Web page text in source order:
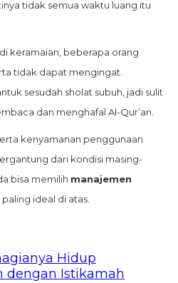
tidak semua waktu luang itu
keramaian, beberapa orang
tidak dapat mengingat.
sesudah sholat subuh, jadi sulit
dan menghafal Al-Qur’an.
kenyamanan penggunaan
dari kondisi masing-
bisa memilih manajemen
paling ideal di atas.
Hidup
dengan Istikamah